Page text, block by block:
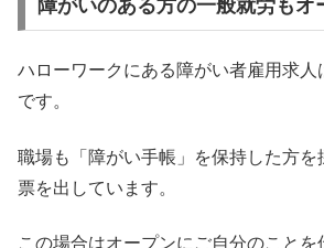
障がいのある方の一般就労もオ
ハローワークにある障がい者雇用求人
です。
職場も「障がい手帳」を保持した方を
票を出しています。
この場合はオープンにご自分のこと